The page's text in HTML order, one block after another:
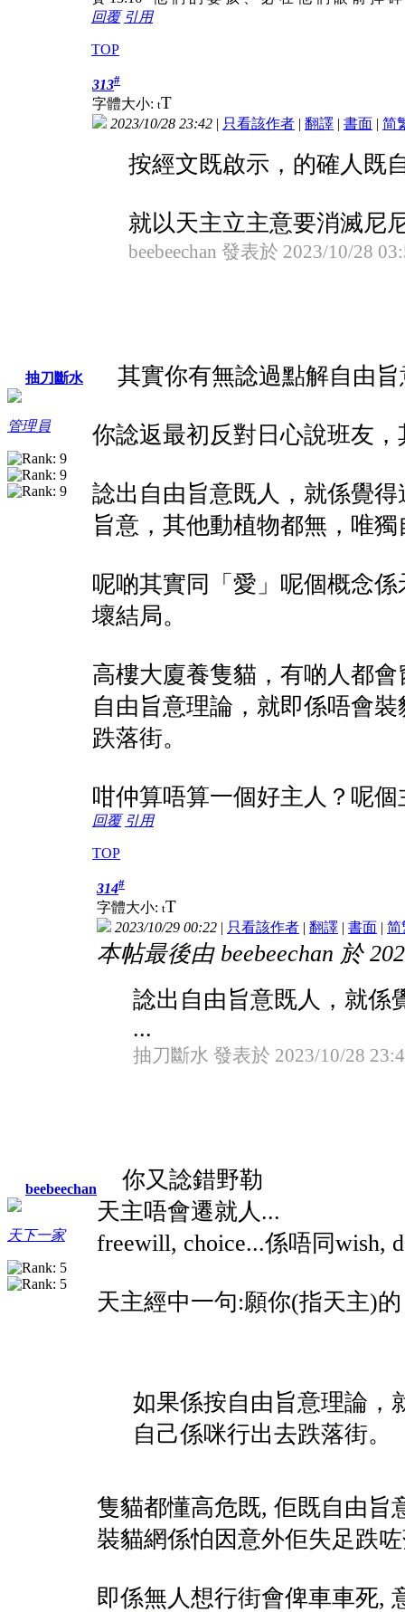
回覆 引用
TOP
抽刀斷水
管理員
313#
字體大小: tT
2023/10/28 23:42 | 只看該作者 | 翻譯 | 書面 | 简
按經文既啟示，的確人既
就以天主立主意要消滅尼
beebeechan 發表於 2023/10/28
其實你有無諗過點解自由旨
你諗返最初反對日心說班友
諗出自由旨意既人，就係覺
旨意，其他動植物都無，唯
呢啲其實同「愛」呢個概念
壞結局。
高樓大廈養隻貓，有啲人都
自由旨意理論，就即係唔會
跌落街。
咁仲算唔算一個好主人？呢
回覆 引用
TOP
beebeechan
天下一家
314#
字體大小: tT
2023/10/29 00:22 | 只看該作者 | 翻譯 | 書面 | 简
本帖最後由 beebeechan 於
諗出自由旨意既人，就係
...
抽刀斷水 發表於 2023/10/28
你又諗錯野勒
天主唔會遷就人...
freewill, choice...係唔同wish,
天主經中一句:願你(指天主)
如果係按自由旨意理論，
自己係咪行出去跌落街。
隻貓都懂高危既, 佢既自由旨
裝貓網係怕因意外佢失足跌
即係無人想行街會俾車車死,